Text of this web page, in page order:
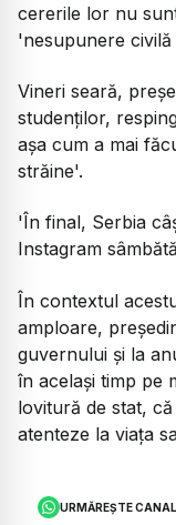
cererile lor nu
'nesupunere civilă
Vineri seară,
studenților,
așa cum a mai
străine'.
'În final, Serbia
Instagram
În contextul
amploare,
guvernului și la
în același timp pe
lovitură de stat,
atenteze la viața
URMĂREȘTE